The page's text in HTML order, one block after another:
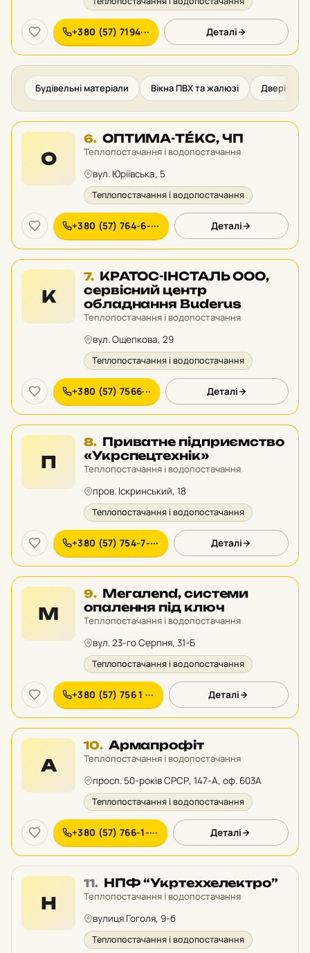
+380 (57) 7194··· Деталі
Будівельні матеріали Вікна ПВХ та жалюзі Двері
О
6. Місце
6
рейтингу:
ОПТИМА-ТÉKС, ЧП
Теплопостачання і водопостачання
вул. Юріївська, 5
Теплопостачання і водопостачання
+380 (57) 764-6-··· Деталі
К
7. Місце
7
у
рейтингу:
КРАТОС-ІНСТАЛЬ ООО,
сервісний центр
обладнання Buderus
Теплопостачання і водопостачання
вул. Ощепкова, 29
Теплопостачання і водопостачання
+380 (57) 7566··· Деталі
П
8. Місце
8
у
Приватне підприємство
«Укрспецтехнік»
Теплопостачання і водопостачання
пров. Іскринський, 18
Теплопостачання і водопостачання
+380 (57) 754-7-··· Деталі
М
9. Місце
9
у
Мегалend, системи
опалення під ключ
Теплопостачання і водопостачання
вул. 23-го Серпня, 31-Б
Теплопостачання і водопостачання
+380 (57) 756 1 ··· Деталі
А
10. Місце
10
рейтингу:
Армапрофіт
Теплопостачання і водопостачання
просп. 50-років СРСР, 147-А, оф. 603А
Теплопостачання і водопостачання
+380 (57) 766-1-··· Деталі
Н
11. Місце
11
рейтингу:
НПФ “Укртеххелектро”
Теплопостачання і водопостачання
вулиця Гоголя, 9-б
Теплопостачання і водопостачання